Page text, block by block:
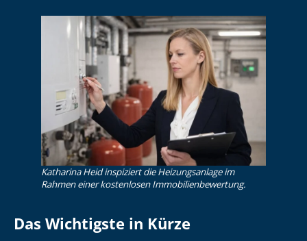
Katharina Heid inspiziert die Heizungsanlage im
Rahmen einer kostenlosen Im­mo­bi­li­en­be­wer­tung.
Das Wichtigste in Kürze